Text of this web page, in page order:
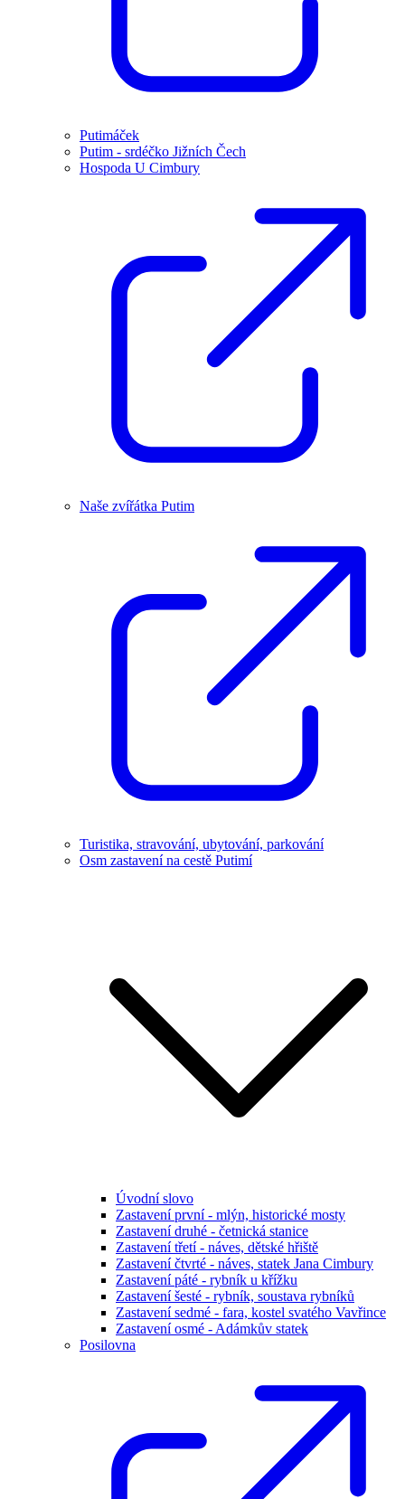
Putimáček
Putim - srdéčko Jižních Čech
Hospoda U Cimbury
Naše zvířátka Putim
Turistika, stravování, ubytování, parkování
Osm zastavení na cestě Putimí
Úvodní slovo
Zastavení první - mlýn, historické mosty
Zastavení druhé - četnická stanice
Zastavení třetí - náves, dětské hřiště
Zastavení čtvrté - náves, statek Jana Cimbury
Zastavení páté - rybník u křížku
Zastavení šesté - rybník, soustava rybníků
Zastavení sedmé - fara, kostel svatého Vavřince
Zastavení osmé - Adámkův statek
Posilovna